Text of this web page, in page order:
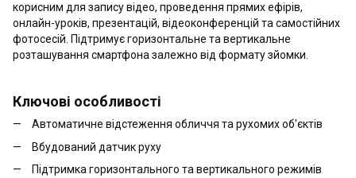
корисним для запису відео, проведення прямих ефірів,
онлайн-уроків, презентацій, відеоконференцій та самостійних
фотосесій. Підтримує горизонтальне та вертикальне
розташування смартфона залежно від формату зйомки.
Ключові особливості
Автоматичне відстеження обличчя та рухомих об'єктів
Вбудований датчик руху
Підтримка горизонтального та вертикального режимів